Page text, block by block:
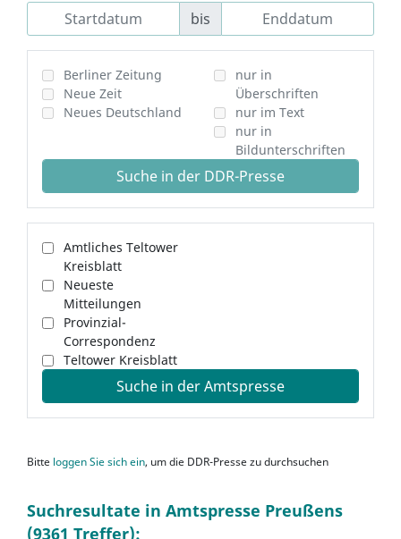
bis
Berliner Zeitung
Neue Zeit
Neues Deutschland
nur in
Überschriften
nur im Text
nur in
Bildunterschriften
Suche in der DDR-Presse
Amtliches Teltower
Kreisblatt
Neueste
Mitteilungen
Provinzial-
Correspondenz
Teltower Kreisblatt
Suche in der Amtspresse
Bitte loggen Sie sich ein, um die DDR-Presse zu durchsuchen
Suchresultate in Amtspresse Preußens
(9361 Treffer):